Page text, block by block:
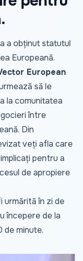
a obținut statutul
Europeană.
European
să le
la comunitatea
între
Din
veți afla care
pentru a
de apropiere
urmărită în zi de
începere de la
de minute.